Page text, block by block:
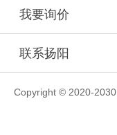
我要询价
联系扬阳
Copyright © 2020-